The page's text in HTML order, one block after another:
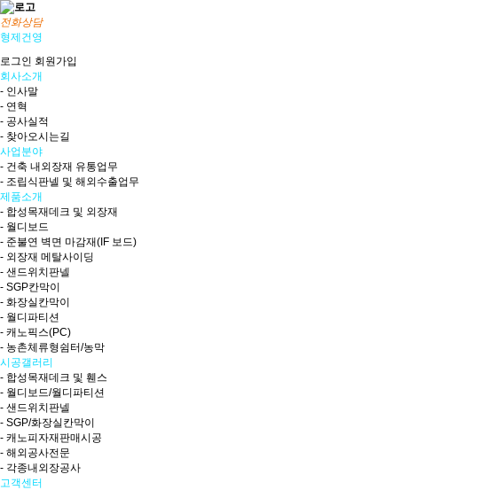
전화상담
형제건영
로그인 회원가입
회사소개
- 인사말
- 연혁
- 공사실적
- 찾아오시는길
사업분야
- 건축 내외장재 유통업무
- 조립식판넬 및 해외수출업무
제품소개
- 합성목재데크 및 외장재
- 월디보드
- 준불연 벽면 마감재(IF 보드)
- 외장재 메탈사이딩
- 샌드위치판넬
- SGP칸막이
- 화장실칸막이
- 월디파티션
- 캐노픽스(PC)
- 농촌체류형쉼터/농막
시공갤러리
- 합성목재데크 및 휀스
- 월디보드/월디파티션
- 샌드위치판넬
- SGP/화장실칸막이
- 캐노피자재판매시공
- 해외공사전문
- 각종내외장공사
고객센터